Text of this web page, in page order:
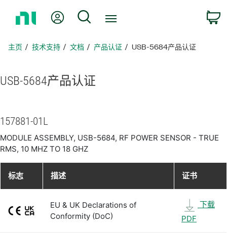
页
我的账户 搜索
主页 技术支持 文档 产品认证 USB-5684产品认证
USB-5684产品认证
157881-01L
MODULE ASSEMBLY, USB-5684, RF POWER SENSOR - TRUE
RMS, 10 MHZ TO 18 GHZ
标志 描述 证书
EU & UK Declarations of
Conformity (DoC)
下载
PDF